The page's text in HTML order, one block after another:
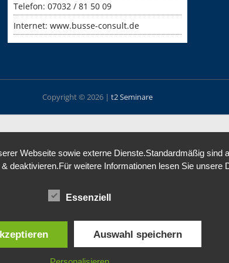
Telefon: 07032 / 81 50 09
Internet: www.busse-consult.de
Copyright © 2026 | t2 Seminare
Webseite sowie externe Dienste.Standardmäßig sind
deaktivieren.Für weitere Informationen lesen Sie unsere
Essenziell
Auswahl speichern